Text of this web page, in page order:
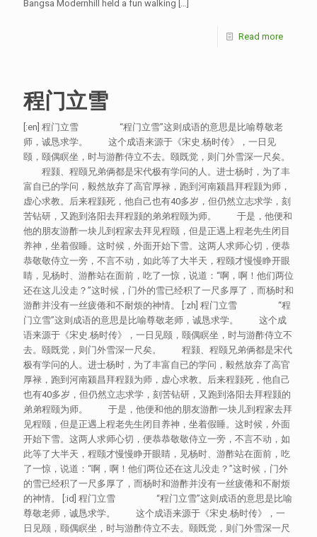
Bangsa Modernhill held a fun walking […]
Read more
程门立雪
[:en] 程门立雪 “程门立雪”这则成语的意思是比喻尊敬老
师，诚恳求学。 这个成语来源于《宋史.杨时传》，一日见
颐，颐偶瞑坐，时与游酢侍立不去。颐既觉，则门外雪深一尺矣。
程颢、程颐兄弟俩都是宋代极有学问的人。进士杨时，为了丰
富自已的学问，毅然放弃了高官厚禄，跑到河南颍昌拜程颢为师，
虚心求教。后来程颢死，他自己也有40多岁，但仍然立志求学，刻
苦钻研，又跑到洛阳去拜程颢的弟弟程颐为师。 于是，他便和
他的朋友游酢一块儿到程家去拜见程颐，但是正遇上程老先生闭目
养神，坐着假睡。这时候，外面开始下雪。这两人求师心切，便恭
恭敬敬侍立一旁，不言不动，如此等了大半天，程颐才慢慢睁开眼
睛，见杨时、游酢站在面前，吃了一惊，说道：“啊，啊！他们两位
还在这儿没走？”这时候，门外的雪已经积了一尺多厚了，而杨时和
游酢并没有一丝疲倦和不耐烦的神情。 [:zh] 程门立雪 “程
门立雪”这则成语的意思是比喻尊敬老师，诚恳求学。 这个成
语来源于《宋史.杨时传》，一日见颐，颐偶瞑坐，时与游酢侍立不
去。颐既觉，则门外雪深一尺矣。 程颢、程颐兄弟俩都是宋代
极有学问的人。进士杨时，为了丰富自已的学问，毅然放弃了高官
厚禄，跑到河南颍昌拜程颢为师，虚心求教。后来程颢死，他自己
也有40多岁，但仍然立志求学，刻苦钻研，又跑到洛阳去拜程颢的
弟弟程颐为师。 于是，他便和他的朋友游酢一块儿到程家去拜
见程颐，但是正遇上程老先生闭目养神，坐着假睡。这时候，外面
开始下雪。这两人求师心切，便恭恭敬敬侍立一旁，不言不动，如
此等了大半天，程颐才慢慢睁开眼睛，见杨时、游酢站在面前，吃
了一惊，说道：“啊，啊！他们两位还在这儿没走？”这时候，门外
的雪已经积了一尺多厚了，而杨时和游酢并没有一丝疲倦和不耐烦
的神情。 [:id] 程门立雪 “程门立雪”这则成语的意思是比喻
尊敬老师，诚恳求学。 这个成语来源于《宋史.杨时传》，一
日见颐，颐偶瞑坐，时与游酢侍立不去。颐既觉，则门外雪深一尺